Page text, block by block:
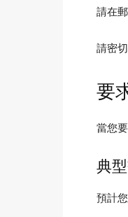
請在
請密
要
當您
典
預計